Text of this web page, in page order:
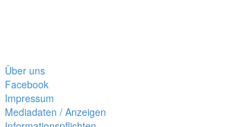
Über uns
Facebook
Impressum
Mediadaten / Anzeigen